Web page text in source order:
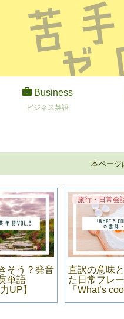
Business
ビジネス英語
本ページ
そう？発音
単語
UP】
旅行・日常会
直訳の意味
た日常フレ
「What’s